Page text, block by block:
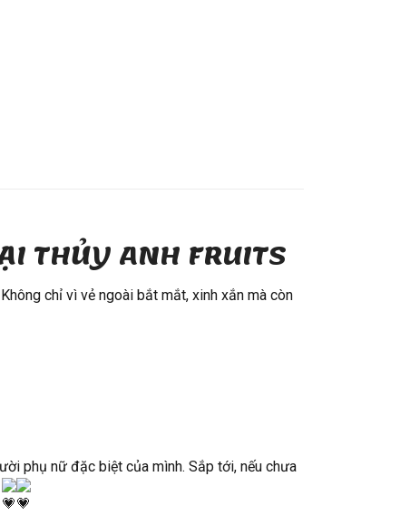
THỦY ANH FRUITS
chỉ vì vẻ ngoài bắt mắt, xinh xắn mà còn
phụ nữ đặc biệt của mình. Sắp tới, nếu chưa